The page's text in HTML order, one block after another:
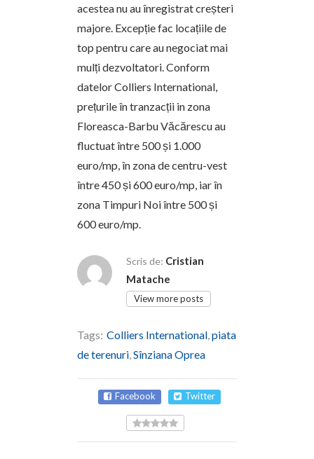
acestea nu au înregistrat creșteri
majore. Excepție fac locațiile de
top pentru care au negociat mai
mulți dezvoltatori. Conform
datelor Colliers International,
prețurile în tranzacții in zona
Floreasca-Barbu Văcărescu au
fluctuat între 500 și 1.000
euro/mp, în zona de centru-vest
între 450 și 600 euro/mp, iar în
zona Timpuri Noi între 500 și
600 euro/mp.
Scris de: Cristian
Matache
View more posts
Tags: Colliers International,piata
de terenuri,Sînziana Oprea
Facebook Twitter